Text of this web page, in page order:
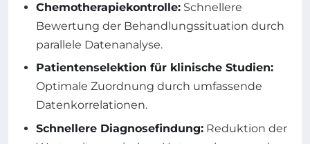
Chemotherapiekontrolle: Schnellere
Bewertung der Behandlungssituation durch
parallele Datenanalyse.
Patientenselektion für klinische Studien:
Optimale Zuordnung durch umfassende
Datenkorrelationen.
Schnellere Diagnosefindung: Reduktion der